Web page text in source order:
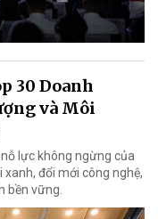
30 Doanh
và Môi
lực không ngừng của
đổi mới công nghệ,
bền vững.